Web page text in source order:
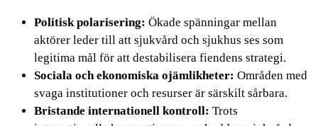
Politisk polarisering: Ökade spänningar mellan
aktörer leder till att sjukvård och sjukhus ses som
legitima mål för att destabilisera fiendens strategi.
Sociala och ekonomiska ojämlikheter: Områden med
svaga institutioner och resurser är särskilt sårbara.
Bristande internationell kontroll: Trots